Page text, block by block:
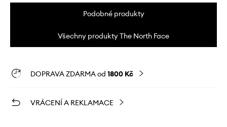
Podobné produkty
Všechny produkty The North Face
DOPRAVA ZDARMA od 1800 Kč
VRÁCENÍ A REKLAMACE